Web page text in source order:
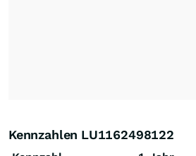
Kennzahlen LU1162498122